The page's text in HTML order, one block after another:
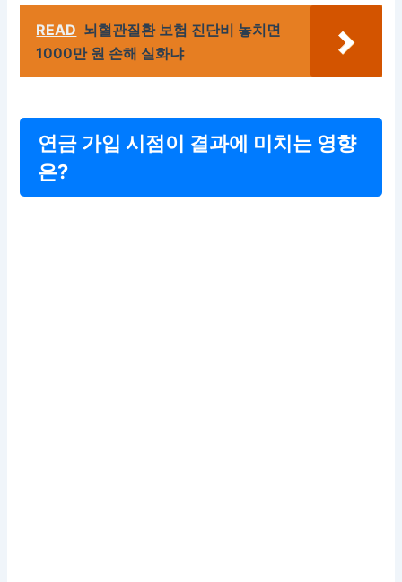
READ 뇌혈관질환 보험 진단비 놓치면
1000만 원 손해 실화냐
연금 가입 시점이 결과에 미치는 영향
은?